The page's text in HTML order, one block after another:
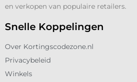
en verkopen van populaire retailers.
Snelle Koppelingen
Over Kortingscodezone.nl
Privacybeleid
Winkels